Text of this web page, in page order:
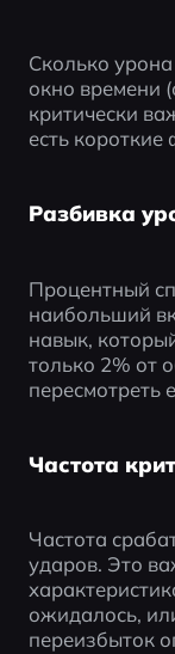
Сколько
окно времени
критически
есть
Разбивка
Процентный
наибольший
навык,
только 2% от
пересмотреть
Частота
Частота
ударов. Это
ожидалось,
переизбыток